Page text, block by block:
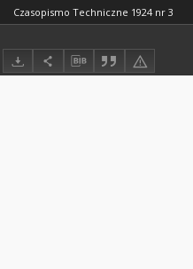
Czasopismo Techniczne 1924 nr 3